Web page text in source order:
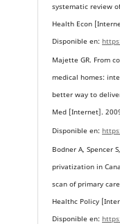
systematic review
Health Econ
Disponible en:
Majette GR. From
medical homes:
better way to
Med [Internet].
Disponible en:
Bodner A, Spencer
privatization in
scan of primary
Healthc Policy
Disponible en: